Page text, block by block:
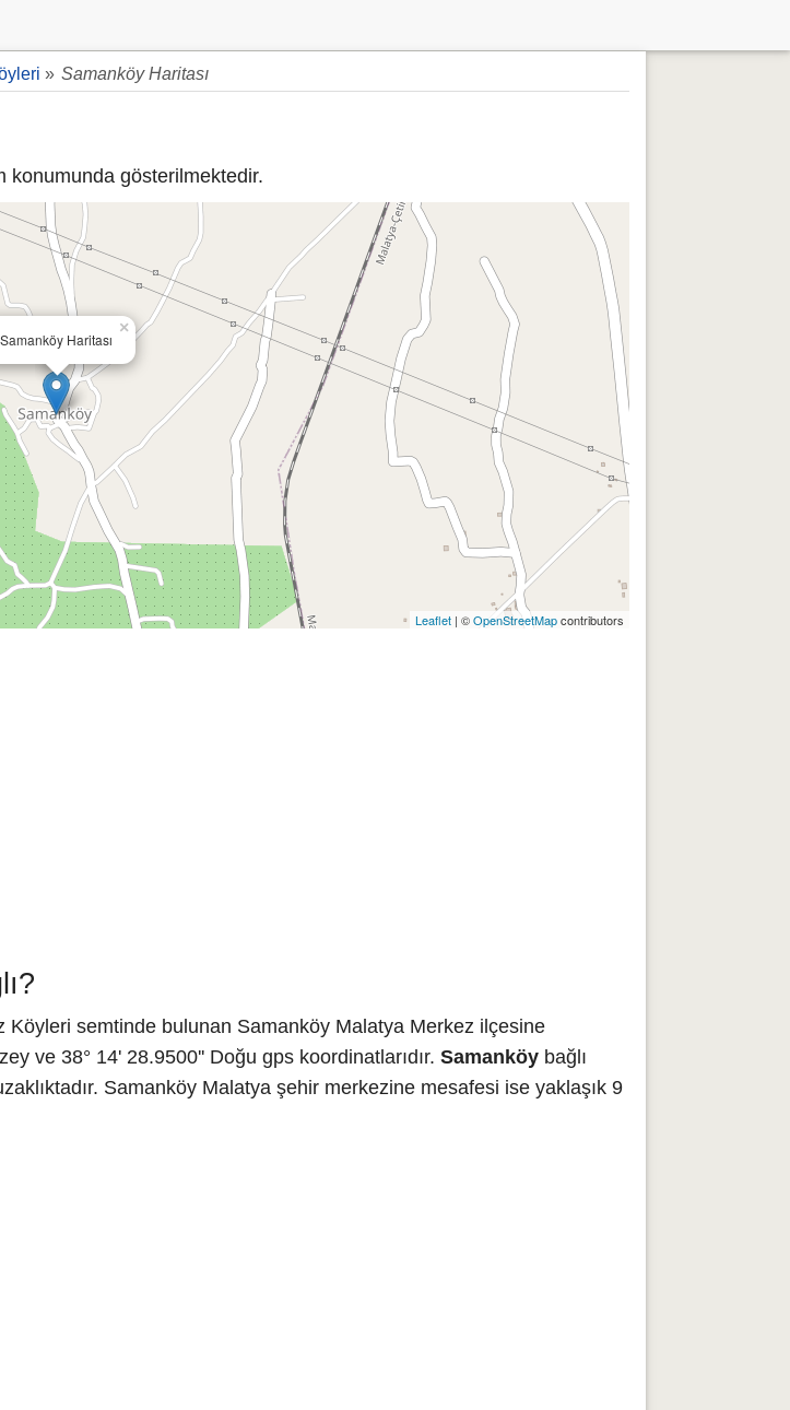
» Samanköy Haritası
konumunda gösterilmektedir.
Samanköy Haritası
×
Leaflet | ©OpenStreetMapcontributors
semtinde bulunan Samanköy Malatya Merkez ilçesine
ve 38° 14' 28.9500'' Doğu gps koordinatlarıdır. Samanköy bağlı
Samanköy Malatya şehir merkezine mesafesi ise yaklaşık 9